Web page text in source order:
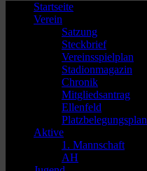
Startseite
Verein
Satzung
Steckbrief
Vereinsspielplan
Stadionmagazin
Chronik
Mitgliedsantrag
Ellenfeld
Platzbelegungsplan
Aktive
1. Mannschaft
AH